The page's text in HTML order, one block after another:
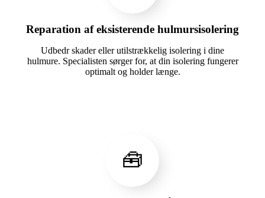
Reparation af eksisterende hulmursisolering
Udbedr skader eller utilstrækkelig isolering i dine
hulmure. Specialisten sørger for, at din isolering fungerer
optimalt og holder længe.
🧰